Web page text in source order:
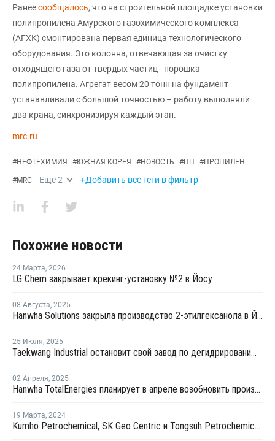
Ранеесообщалось, что на строительной площадке установки
полипропилена Амурского газохимического комплекса
(АГХК) смонтирована первая единица технологического
оборудования. Это колонна, отвечающая за очистку
отходящего газа от твердых частиц - порошка
полипропилена. Агрегат весом 20 тонн на фундамент
устанавливали с большой точностью – работу выполняли
два крана, синхронизируя каждый этап.
mrc.ru
#НЕФТЕХИМИЯ #ЮЖНАЯ КОРЕЯ #НОВОСТЬ #ПП #ПРОПИЛЕН
#MRC Еще2 +Добавить все теги в фильтр
Похожие новости
24 Марта, 2026
LG Chem закрывает крекинг-установку №2 в Йосу
08 Августа, 2025
Hanwha Solutions закрыла производство 2-этилгексанола в Йосу
25 Июля, 2025
Taekwang Industrial остановит свой завод по дегидрированию пропана в Южной Корее
02 Апреля, 2025
Hanwha TotalEnergies планирует в апреле возобновить производство на крекинг-установке в Даэсане
19 Марта, 2024
Kumho Petrochemical, SK Geo Centric и Tongsuh Petrochemical создадут цепочку поставок биомономеров